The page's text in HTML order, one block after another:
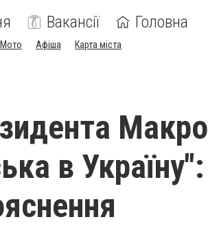
Вакансії Головна
Афіша Карта міста
в